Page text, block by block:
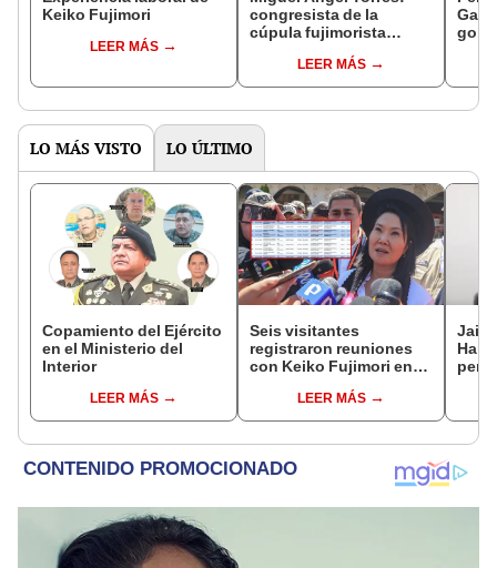
Keiko Fujimori
LEER MÁS
congresista de la
cúpula fujimorista
del SenadoLEER MÁS
LO MÁS VISTO LO ÚLTIMO
Copamiento del Ejército
en el Ministerio del
Interior
LEER MÁS
Seis visitantes
registraron reuniones
con Keiko Fujimori en
presidenta se
encontraba en Junín
LEER MÁS